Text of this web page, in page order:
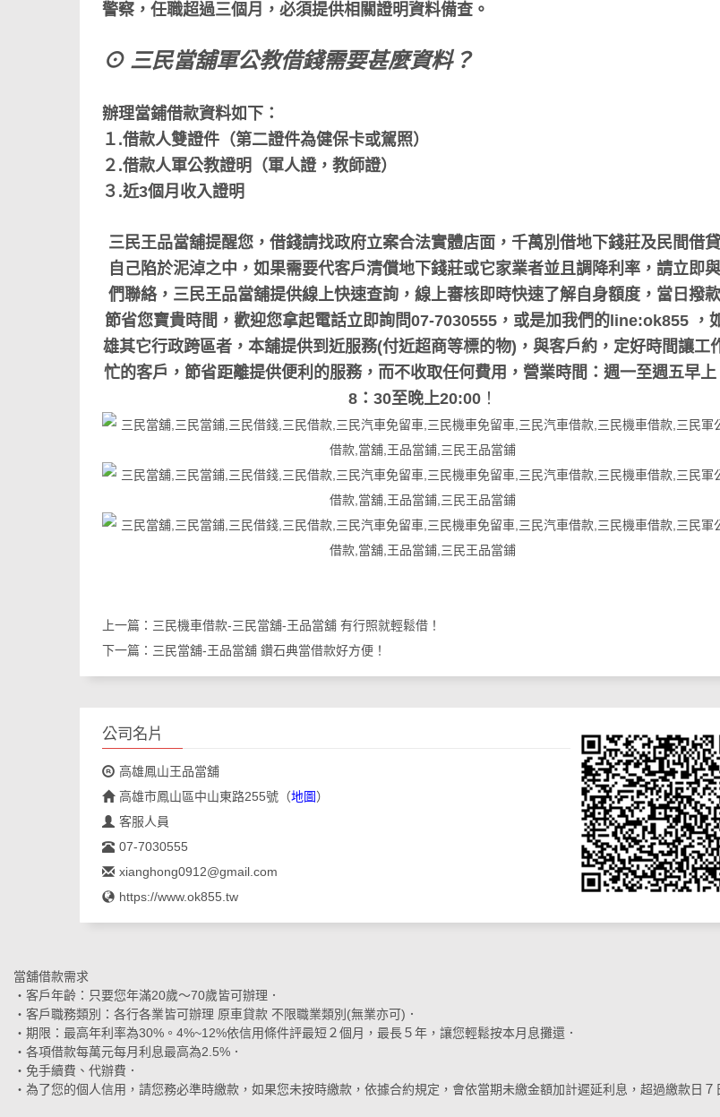
警察，任職超過三個月，必須提供相關證明資料備查。
⊙ 三民當舖軍公教借錢需要甚麼資料？
辦理當鋪借款資料如下：
１.借款人雙證件（第二證件為健保卡或駕照）
２.借款人軍公教證明（軍人證，教師證）
３.近3個月收入證明
三民王品當舖提醒您，借錢請找政府立案合法實體店面，千萬別借地下錢莊及民間借
自己陷於泥淖之中，如果需要代客戶清償地下錢莊或它家業者並且調降利率，請立即
們聯絡，三民王品當舖提供線上快速查詢，線上審核即時快速了解自身額度，當日撥
節省您寶貴時間，歡迎您拿起電話立即詢問07-7030555，或是加我們的line:ok855 ，
雄其它行政跨區者，本舖提供到近服務(付近超商等標的物)，與客戶約，定好時間讓工
忙的客戶，節省距離提供便利的服務，而不收取任何費用，營業時間：週一至週五早上
8：30至晚上20:00 ！
上一篇： 三民機車借款-三民當舖-王品當舖 有行照就輕鬆借！
下一篇： 三民當舖-王品當舖 鑽石典當借款好方便！
公司名片
高雄鳳山王品當舖
高雄市鳳山區中山東路255號 （地圖）
客服人員
07-7030555
xianghong0912@gmail.com
https://www.ok855.tw
當舖借款需求
‧客戶年齡：只要您年滿20歲～70歲皆可辦理．
‧客戶職務類別：各行各業皆可辦理 原車貸款 不限職業類別(無業亦可)．
‧期限：最高年利率為30%。4%~12%依信用條件評最短２個月，最長５年，讓您輕鬆按本月息攤還．
‧各項借款每萬元每月利息最高為2.5%．
‧免手續費、代辦費．
‧為了您的個人信用，請您務必準時繳款，如果您未按時繳款，依據合約規定，會依當期未繳金額加計遲延利息，超過繳款日